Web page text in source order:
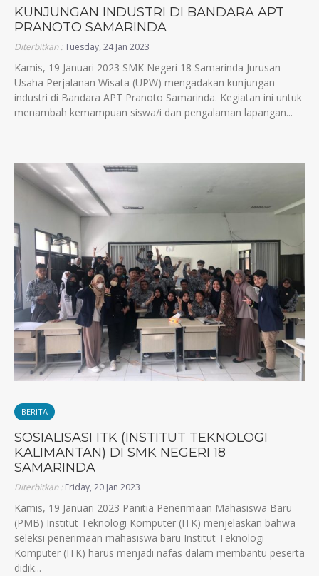
KUNJUNGAN INDUSTRI DI BANDARA APT
PRANOTO SAMARINDA
Diterbitkan :Tuesday, 24 Jan 2023
Kamis, 19 Januari 2023 SMK Negeri 18 Samarinda Jurusan
Usaha Perjalanan Wisata (UPW) mengadakan kunjungan
industri di Bandara APT Pranoto Samarinda. Kegiatan ini untuk
menambah kemampuan siswa/i dan pengalaman lapangan...
BERITA
SOSIALISASI ITK (INSTITUT TEKNOLOGI
KALIMANTAN) DI SMK NEGERI 18
SAMARINDA
Diterbitkan :Friday, 20 Jan 2023
Kamis, 19 Januari 2023 Panitia Penerimaan Mahasiswa Baru
(PMB) Institut Teknologi Komputer (ITK) menjelaskan bahwa
seleksi penerimaan mahasiswa baru Institut Teknologi
Komputer (ITK) harus menjadi nafas dalam membantu peserta
didik...